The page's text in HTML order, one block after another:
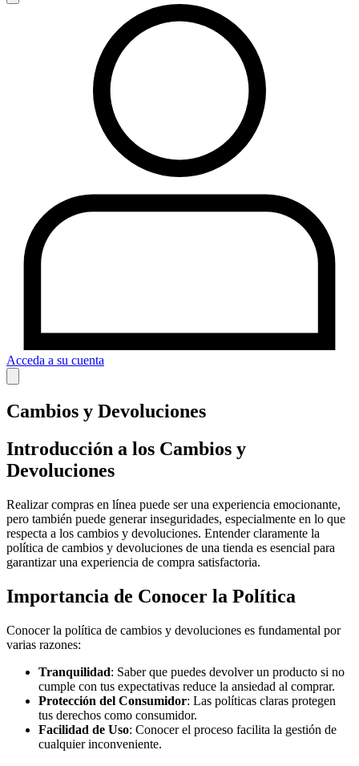
Acceda a su cuenta
Cambios y Devoluciones
Introducción a los Cambios y
Devoluciones
Realizar compras en línea puede ser una experiencia emocionante,
pero también puede generar inseguridades, especialmente en lo que
respecta a los cambios y devoluciones. Entender claramente la
política de cambios y devoluciones de una tienda es esencial para
garantizar una experiencia de compra satisfactoria.
Importancia de Conocer la Política
Conocer la política de cambios y devoluciones es fundamental por
varias razones:
Tranquilidad: Saber que puedes devolver un producto si no
cumple con tus expectativas reduce la ansiedad al comprar.
Protección del Consumidor: Las políticas claras protegen
tus derechos como consumidor.
Facilidad de Uso: Conocer el proceso facilita la gestión de
cualquier inconveniente.